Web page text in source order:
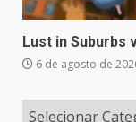
Lust in Suburbs
6 de agosto de